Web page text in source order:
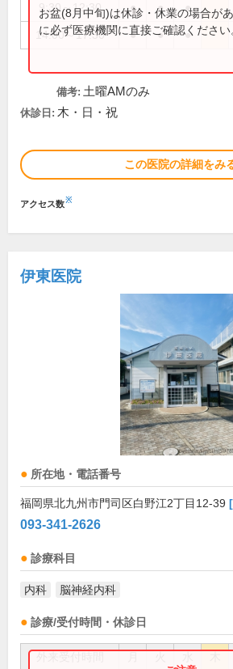
9:30～12:30 ● ● ●
14:00～17:30 ● ● ●
お盆(8月中旬)は休診・休業の場合が
に必ず医療機関に直接ご確認ください
備考: 土曜AMのみ
休診日: 木・日・祝
この医院の詳細をみ
アクセス数※
伊東医院
所在地・電話番号
福岡県北九州市門司区白野江2丁目12-39
093-341-2626
診療科目
内科 脳神経内科
診療/受付時間・休診日